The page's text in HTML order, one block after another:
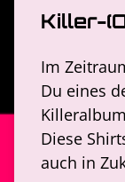
Killer-
Im
Du eines
Diese
auch in